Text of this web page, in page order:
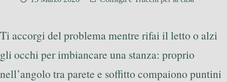
Ti accorgi del problema mentre rifai il letto o alzi
gli occhi per imbiancare una stanza: proprio
nell’angolo tra parete e soffitto compaiono puntini